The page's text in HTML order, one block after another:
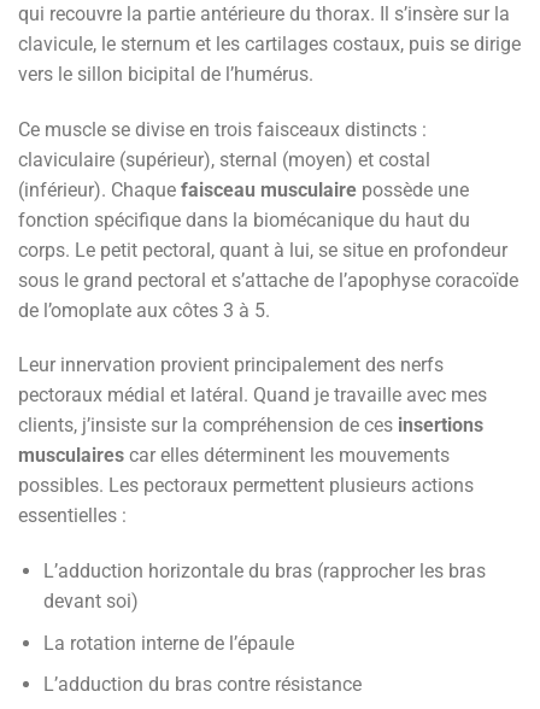
qui recouvre la partie antérieure du thorax. Il s’insère sur la
clavicule, le sternum et les cartilages costaux, puis se dirige
vers le sillon bicipital de l’humérus.
Ce muscle se divise en trois faisceaux distincts :
claviculaire (supérieur), sternal (moyen) et costal
(inférieur). Chaque faisceau musculaire possède une
fonction spécifique dans la biomécanique du haut du
corps. Le petit pectoral, quant à lui, se situe en profondeur
sous le grand pectoral et s’attache de l’apophyse coracoïde
de l’omoplate aux côtes 3 à 5.
Leur innervation provient principalement des nerfs
pectoraux médial et latéral. Quand je travaille avec mes
clients, j’insiste sur la compréhension de ces insertions
musculaires car elles déterminent les mouvements
possibles. Les pectoraux permettent plusieurs actions
essentielles :
L’adduction horizontale du bras (rapprocher les bras
devant soi)
La rotation interne de l’épaule
L’adduction du bras contre résistance